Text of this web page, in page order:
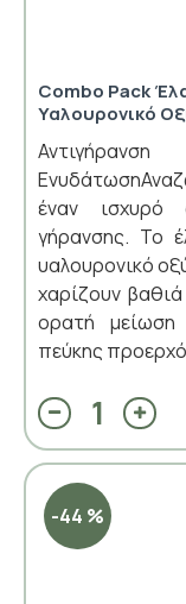
Combo Pack
Υαλουρονικό
έναν ισχυρό
γήρανσης. Το
υαλουρονικό
χαρίζουν
ορατή
πεύκης
-44 %